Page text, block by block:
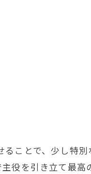
ことで、少し特別
役を引き立て最高